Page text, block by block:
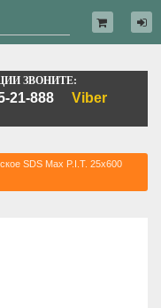
ЗВОНИТЕ:
21-888
Viber
SDS Max P.I.T. 25x600